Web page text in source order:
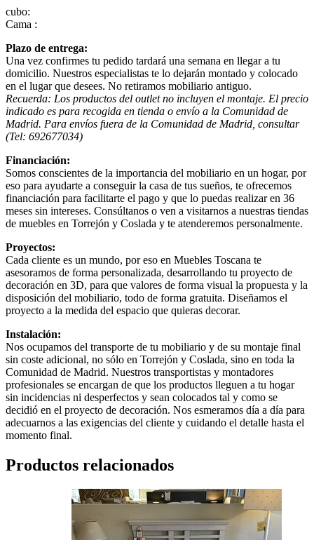
cubo:
Cama :
Plazo de entrega:
Una vez confirmes tu pedido tardará una semana en llegar a tu
domicilio. Nuestros especialistas te lo dejarán montado y colocado
en el lugar que desees. No retiramos mobiliario antiguo.
Recuerda: Los productos del outlet no incluyen el montaje. El precio
indicado es para recogida en tienda o envío a la Comunidad de
Madrid. Para envíos fuera de la Comunidad de Madrid, consultar
(Tel: 692677034)
Financiación:
Somos conscientes de la importancia del mobiliario en un hogar, por
eso para ayudarte a conseguir la casa de tus sueños, te ofrecemos
financiación para facilitarte el pago y que lo puedas realizar en 36
meses sin intereses. Consúltanos o ven a visitarnos a nuestras tiendas
de muebles en Torrejón y Coslada y te atenderemos personalmente.
Proyectos:
Cada cliente es un mundo, por eso en Muebles Toscana te
asesoramos de forma personalizada, desarrollando tu proyecto de
decoración en 3D, para que valores de forma visual la propuesta y la
disposición del mobiliario, todo de forma gratuita. Diseñamos el
proyecto a la medida del espacio que quieras decorar.
Instalación:
Nos ocupamos del transporte de tu mobiliario y de su montaje final
sin coste adicional, no sólo en Torrejón y Coslada, sino en toda la
Comunidad de Madrid. Nuestros transportistas y montadores
profesionales se encargan de que los productos lleguen a tu hogar
sin incidencias ni desperfectos y sean colocados tal y como se
decidió en el proyecto de decoración. Nos esmeramos día a día para
adecuarnos a las exigencias del cliente y cuidando el detalle hasta el
momento final.
Productos relacionados